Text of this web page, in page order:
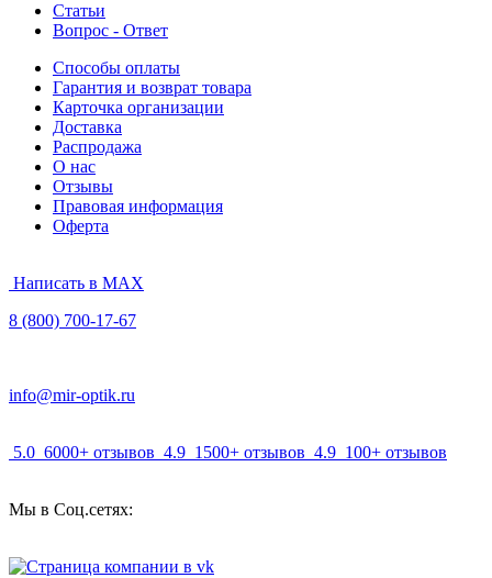
Статьи
Вопрос - Ответ
Способы оплаты
Гарантия и возврат товара
Карточка организации
Доставка
Распродажа
О нас
Отзывы
Правовая информация
Оферта
Написать в MAX
8 (800) 700-17-67
info@mir-optik.ru
5.0 6000+ отзывов 4.9 1500+ отзывов 4.9 100+ отзывов
Мы в Соц.сетях: